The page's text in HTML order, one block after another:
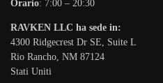
Orario: 7:00 – 20:30
RAVKEN LLC ha sede in:
4300 Ridgecrest Dr SE, Suite L
Rio Rancho, NM 87124
Stati Uniti